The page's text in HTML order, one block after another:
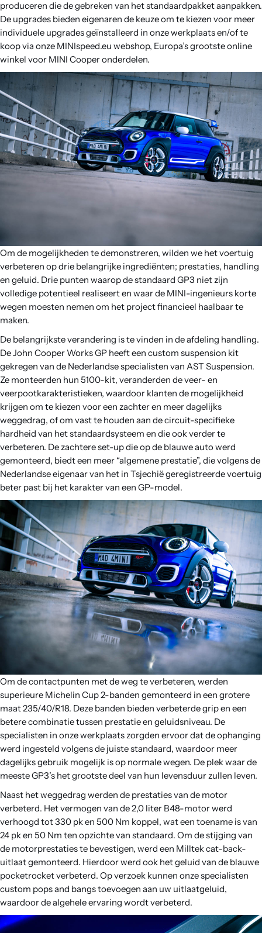
produceren die de gebreken van het standaardpakket aanpakken.
De upgrades bieden eigenaren de keuze om te kiezen voor meer
individuele upgrades geïnstalleerd in onze werkplaats en/of te
koop via onze MINIspeed.eu webshop, Europa’s grootste online
winkel voor MINI Cooper onderdelen.
Om de mogelijkheden te demonstreren, wilden we het voertuig
verbeteren op drie belangrijke ingrediënten; prestaties, handling
en geluid. Drie punten waarop de standaard GP3 niet zijn
volledige potentieel realiseert en waar de MINI-ingenieurs korte
wegen moesten nemen om het project financieel haalbaar te
maken.
De belangrijkste verandering is te vinden in de afdeling handling.
De John Cooper Works GP heeft een custom suspension kit
gekregen van de Nederlandse specialisten van AST Suspension.
Ze monteerden hun 5100-kit, veranderden de veer- en
veerpootkarakteristieken, waardoor klanten de mogelijkheid
krijgen om te kiezen voor een zachter en meer dagelijks
weggedrag, of om vast te houden aan de circuit-specifieke
hardheid van het standaardsysteem en die ook verder te
verbeteren. De zachtere set-up die op de blauwe auto werd
gemonteerd, biedt een meer “algemene prestatie”, die volgens de
Nederlandse eigenaar van het in Tsjechië geregistreerde voertuig
beter past bij het karakter van een GP-model.
Om de contactpunten met de weg te verbeteren, werden
superieure Michelin Cup 2-banden gemonteerd in een grotere
maat 235/40/R18. Deze banden bieden verbeterde grip en een
betere combinatie tussen prestatie en geluidsniveau. De
specialisten in onze werkplaats zorgden ervoor dat de ophanging
werd ingesteld volgens de juiste standaard, waardoor meer
dagelijks gebruik mogelijk is op normale wegen. De plek waar de
meeste GP3’s het grootste deel van hun levensduur zullen leven.
Naast het weggedrag werden de prestaties van de motor
verbeterd. Het vermogen van de 2,0 liter B48-motor werd
verhoogd tot 330 pk en 500 Nm koppel, wat een toename is van
24 pk en 50 Nm ten opzichte van standaard. Om de stijging van
de motorprestaties te bevestigen, werd een Milltek cat-back-
uitlaat gemonteerd. Hierdoor werd ook het geluid van de blauwe
pocketrocket verbeterd. Op verzoek kunnen onze specialisten
custom pops and bangs toevoegen aan uw uitlaatgeluid,
waardoor de algehele ervaring wordt verbeterd.